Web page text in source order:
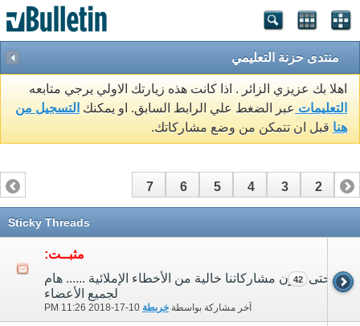
منتدى حزنة التعليمي
اهلا بك عزيزي الزائر . اذا كانت هذه زيارتك الاولي يرجي متابعه
التعليمات عبر الضغط علي الرابط السابق. او يمكنك التسجيل من
هنا قبل ان تتمكن من وضع مشاركاتك.
1
2
3
4
5
6
7
Sticky Threads
مثبــت:
حتى تكون مشاركاتنا خالية من الأخطاء الإملائية ...... هام
لجميع الأعضاء
آخر مشاركة بواسطة خربطة 10-17-2018
11:26 PM
42